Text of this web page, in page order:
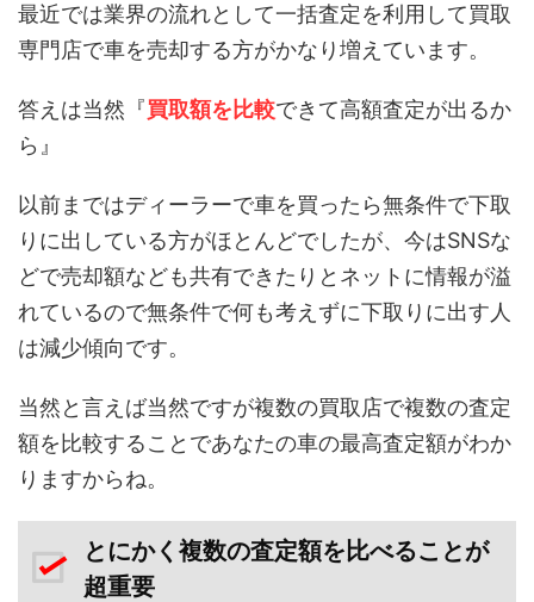
最近では業界の流れとして一括査定を利用して買取
専門店で車を売却する方がかなり増えています。
答えは当然『買取額を比較できて高額査定が出るか
ら』
以前まではディーラーで車を買ったら無条件で下取
りに出している方がほとんどでしたが、今はSNSな
どで売却額なども共有できたりとネットに情報が溢
れているので無条件で何も考えずに下取りに出す人
は減少傾向です。
当然と言えば当然ですが複数の買取店で複数の査定
額を比較することであなたの車の最高査定額がわか
りますからね。
とにかく複数の査定額を比べることが
超重要